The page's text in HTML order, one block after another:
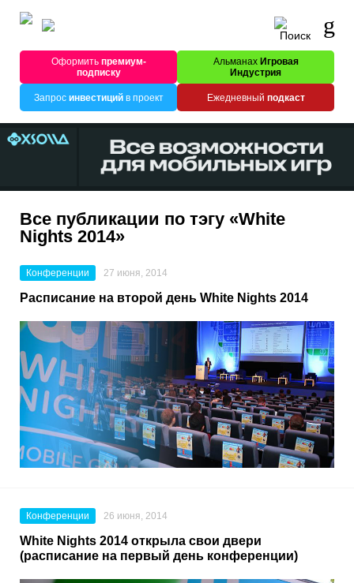
Оформитьпремиум-
подписку
Альманах Игровая
Индустрия
Запрос инвестицийв проект Ежедневный подкаст
Все публикации по тэгу «White
Nights 2014»
Конференции 27 июня, 2014
Расписание на второй день White Nights 2014
Конференции 26 июня, 2014
White Nights 2014 открыла свои двери
(расписание на первый день конференции)